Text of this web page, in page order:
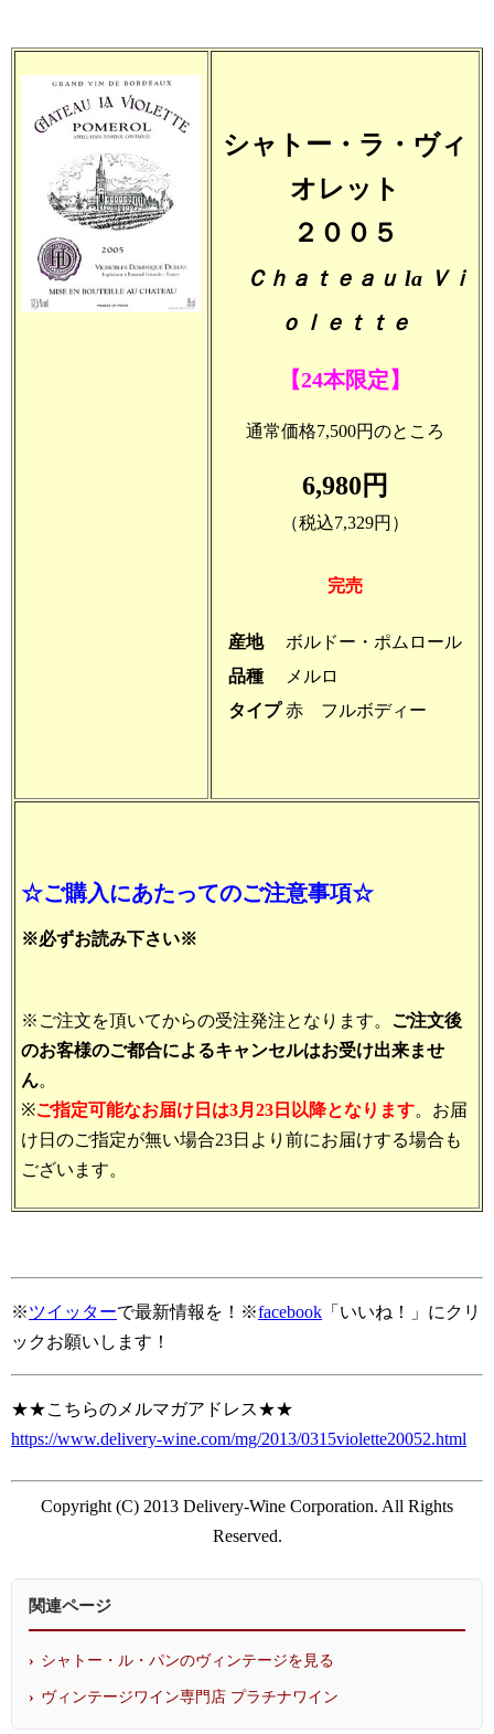
シャトー・ラ・ヴィ
オレット
２００５
Ｃｈａｔｅａｕ la Ｖｉ
ｏｌｅｔｔｅ
【24本限定】
通常価格7,500円のところ
6,980円
（税込7,329円）
完売
産地
ボルドー・ポムロール
品種
メルロ
タイプ 赤 フルボディー
☆ご購入にあたってのご注意事項☆
※必ずお読み下さい※
※ご注文を頂いてからの受注発注となります。 ご注文後
のお客様のご都合によるキャンセルはお受け出来ませ
ん。
※ご指定可能なお届け日は3月23日以降となります。お届
け日のご指定が無い場合23日より前にお届けする場合も
ございます。
※ツイッターで最新情報を！※facebook 「いいね！」にクリ
ックお願いします！
★★こちらのメルマガアドレス★★
https://www.delivery-wine.com/mg/2013/0315violette20052.html
Copyright (C) 2013 Delivery-Wine Corporation. All Rights
Reserved.
関連ページ
シャトー・ル・パンのヴィンテージを見る
ヴィンテージワイン専門店 プラチナワイン